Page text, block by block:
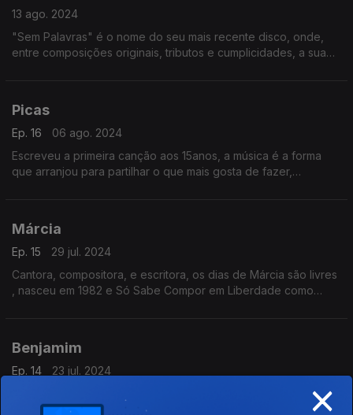
13 ago. 2024
"Sem Palavras" é o nome do seu mais recente disco, onde,
entre composições originais, tributos e cumplicidades, a sua
Picas
Ep. 16
06 ago. 2024
Escreveu a primeira canção aos 15anos, a música é a forma
que arranjou para partilhar o que mais gosta de fazer,
Márcia
Ep. 15
29 jul. 2024
Cantora, compositora, e escritora, os dias de Márcia são livres
, nasceu em 1982 e Só Sabe Compor em Liberdade como
Benjamim
Ep. 14
23 jul. 2024
Inglaterra, editou recentemente o disco "Berlengas". Muito
×